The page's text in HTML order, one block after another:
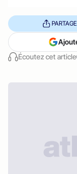
Écoutez cet article